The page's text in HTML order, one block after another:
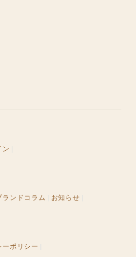
ン
ランドコラム お知らせ
ーポリシー